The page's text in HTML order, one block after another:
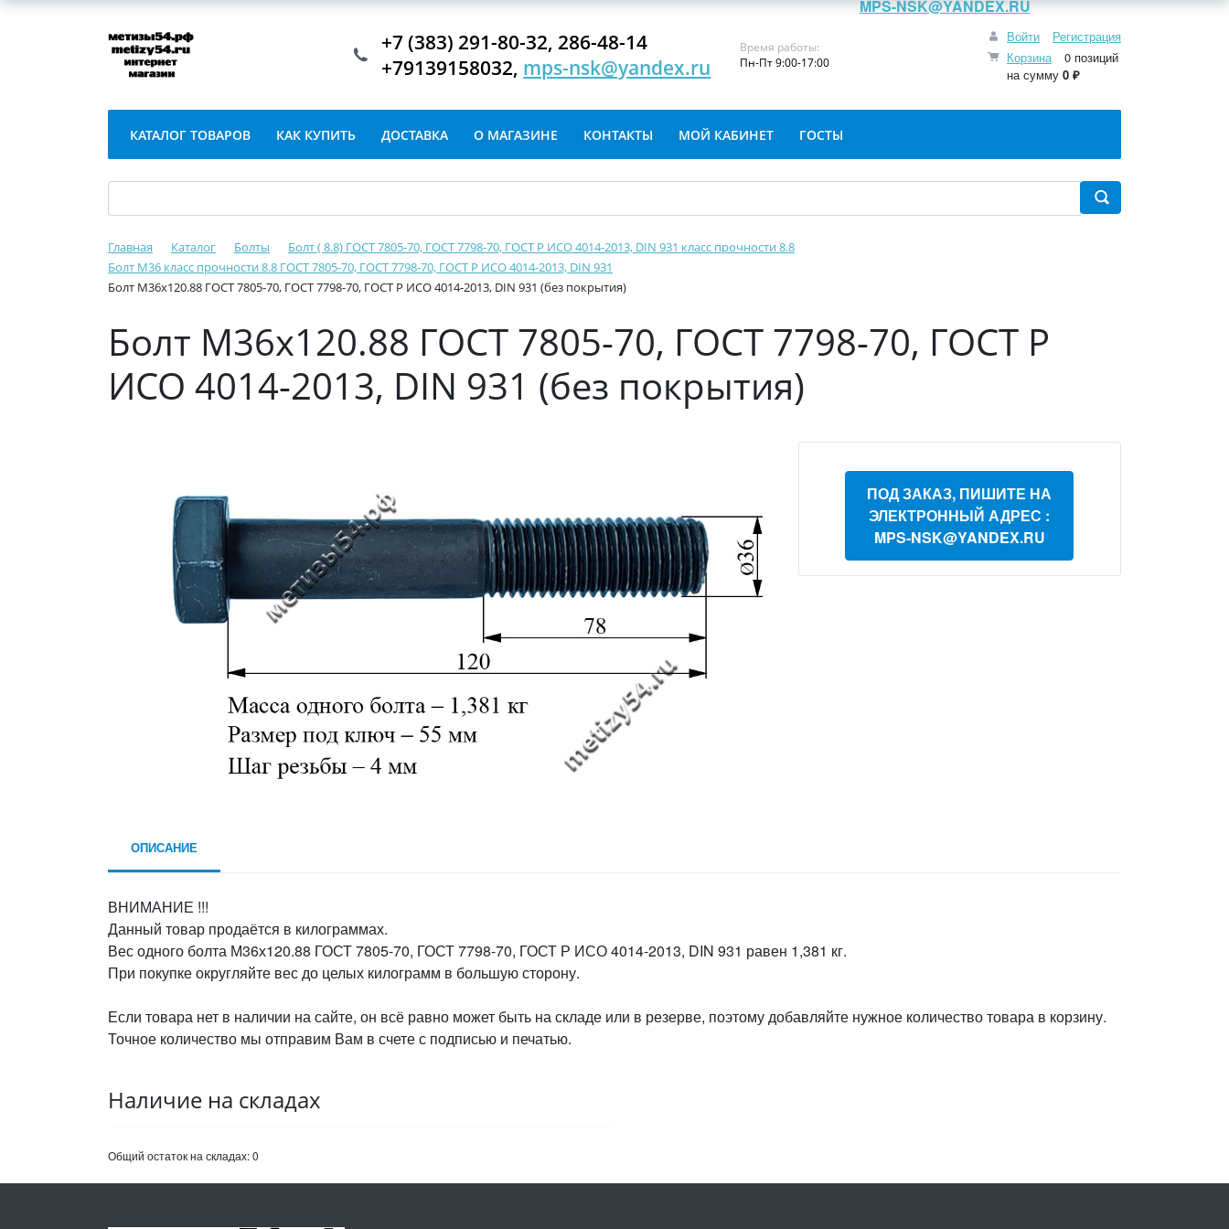
Войти
Регистрация
Корзина
0 позиций
на сумму 0 ₽
+7 (383) 291-80-32, 286-48-14
+79139158032, mps-nsk@yandex.ru
Время работы:
Пн-Пт 9:00-17:00
КАТАЛОГ ТОВАРОВ КАК КУПИТЬ ДОСТАВКА О МАГАЗИНЕ КОНТАКТЫ МОЙ КАБИНЕТ ГОСТЫ
Главная Каталог Болты
Болт ( 8.8) ГОСТ 7805-70, ГОСТ 7798-70, ГОСТ Р ИСО 4014-2013, DIN 931 класс прочности 8.8
Болт М36 класс прочности 8.8 ГОСТ 7805-70, ГОСТ 7798-70, ГОСТ Р ИСО 4014-2013, DIN 931
Болт М36х120.88 ГОСТ 7805-70, ГОСТ 7798-70, ГОСТ Р ИСО 4014-2013, DIN 931 (без покрытия)
Болт М36х120.88 ГОСТ 7805-70, ГОСТ 7798-70, ГОСТ Р
ИСО 4014-2013, DIN 931 (без покрытия)
ПОД ЗАКАЗ, ПИШИТЕ НА
ЭЛЕКТРОННЫЙ АДРЕС :
MPS-NSK@YANDEX.RU
ОПИСАНИЕ
ВНИМАНИЕ !!!
Данный товар продаётся в килограммах.
Вес одного болта М36х120.88 ГОСТ 7805-70, ГОСТ 7798-70, ГОСТ Р ИСО 4014-2013, DIN 931 равен 1,381 кг.
При покупке округляйте вес до целых килограмм в большую сторону.
Если товара нет в наличии на сайте, он всё равно может быть на складе или в резерве, поэтому добавляйте нужное количество товара в корзину.
Точное количество мы отправим Вам в счете с подписью и печатью.
MPS-NSK@YANDEX.RU
Наличие на складах
Общий остаток на складах:0